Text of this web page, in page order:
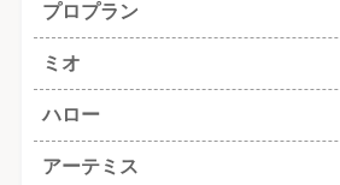
プロプラン
ミオ
ハロー
アーテミス